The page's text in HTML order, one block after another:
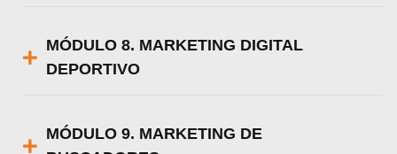
MÓDULO 8. MARKETING DIGITAL
DEPORTIVO
MÓDULO 9. MARKETING DE